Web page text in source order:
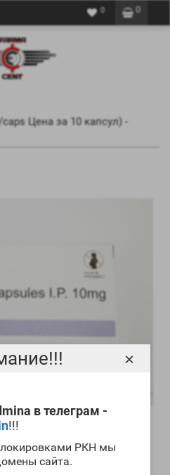
в телеграм -
!!!
РКН мы
сайта.
×
0
0
Цена за 10 капсул) -